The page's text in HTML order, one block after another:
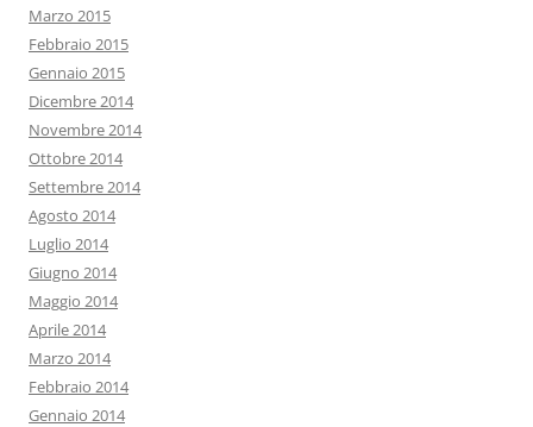
Marzo 2015
Febbraio 2015
Gennaio 2015
Dicembre 2014
Novembre 2014
Ottobre 2014
Settembre 2014
Agosto 2014
Luglio 2014
Giugno 2014
Maggio 2014
Aprile 2014
Marzo 2014
Febbraio 2014
Gennaio 2014